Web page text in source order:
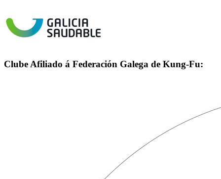
Clube Afiliado á Federación Galega de Kung-Fu: